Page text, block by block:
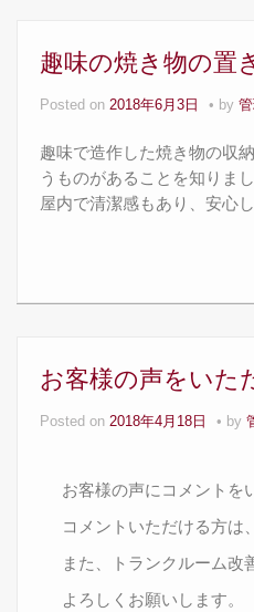
趣味の焼き物の置
Posted on2018年6月3日 by
趣味で造作した焼き物の収
うものがあることを知りまし
屋内で清潔感もあり、安心
お客様の声をいた
Posted on 2018年4月18日 by
お客様の声にコメントを
コメントいただける方は
また、トランクルーム改
よろしくお願いします。